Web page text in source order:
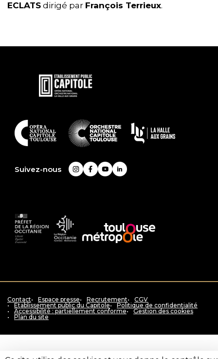
ECLATS dirigé par François Terrieux.
En
savoir
plus
Suivez-nous
Instagram
Facebook
YouTube
LinkedIn
Préfet
de
La
Région
Accès
au
Contact Espace presse Recrutement
CGV
Etablissement public du Capitole
Politique de confidentialité
Accessibilité : partiellement conforme
Gestion des cookies
Plan du site